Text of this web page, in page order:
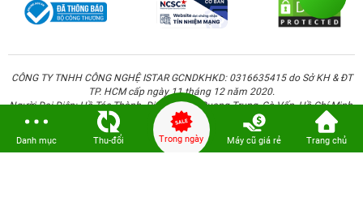
CÔNG TY TNHH CÔNG NGHỆ ISTAR GCNDKHKD: 0316635415 do Sở KH & ĐT
TP. HCM cấp ngày 11 tháng 12 năm 2020.
Người Đại Diện: Hồ Tác Thành. Địa chỉ: 389 Quang Trung, Gò Vấp, Hồ Chí Minh.
Danh mục Thu-đổi Trong ngày Máy cũ giá rẻ Trang chủ